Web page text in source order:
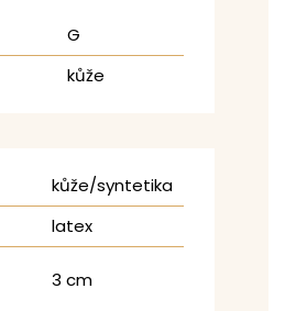
G
kůže
kůže/syntetika
latex
3 cm